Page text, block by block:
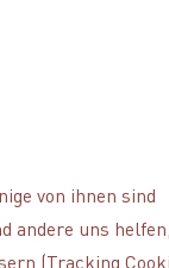
von ihnen sind
andere uns